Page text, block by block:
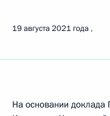
19 августа 2021 года
На основании доклада